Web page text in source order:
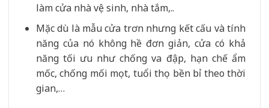
làm cửa nhà vệ sinh, nhà tắm,..
Mặc dù là mẫu cửa trơn nhưng kết cấu và tính
năng của nó không hề đơn giản, cửa có khả
năng tối ưu như chống va đập, hạn chế ẩm
mốc, chống mối mọt, tuổi thọ bền bỉ theo thời
gian,…